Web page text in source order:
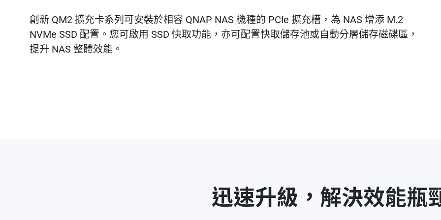
創新 QM2 擴充卡系列可安裝於相容 QNAP NAS 機種的 PCIe 擴充槽，為 NAS 增添 M.2
NVMe SSD 配置。您可啟用 SSD 快取功能，亦可配置快取儲存池或自動分層儲存磁碟區，
提升 NAS 整體效能。
迅速升級，解決效能瓶